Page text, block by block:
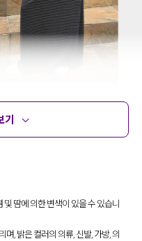
기
땀에 의한 변색이 있을 수 있습니
, 밝은 컬러의 의류, 신발, 가방, 의